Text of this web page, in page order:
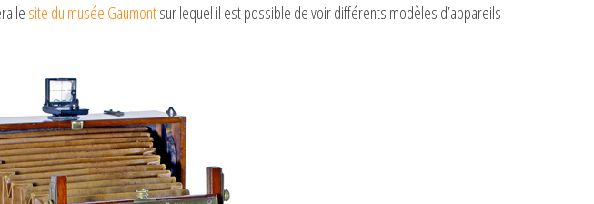
le site du musée Gaumontsur lequel il est possible de voir différents modèles d’appareils